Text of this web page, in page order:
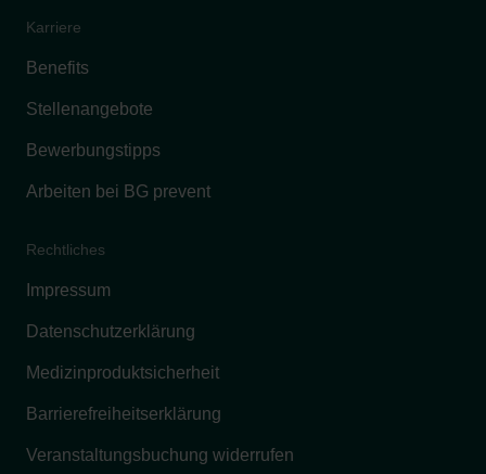
Karriere
Benefits
Stellenangebote
Bewerbungstipps
Arbeiten bei BG prevent
Rechtliches
Impressum
Datenschutzerklärung
Medizinproduktsicherheit
Barrierefreiheitserklärung
Veranstaltungsbuchung widerrufen